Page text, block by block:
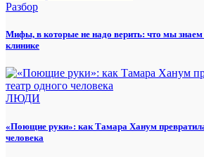
Разбор
Мифы, в которые не надо верить: что мы знаем
клинике
ЛЮДИ
«Поющие руки»: как Тамара Ханум превратила
человека